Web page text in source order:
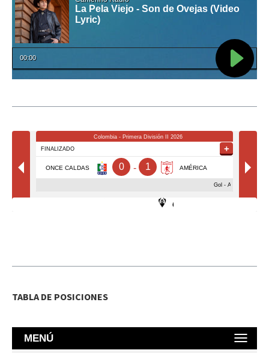
TABLA DE POSICIONES